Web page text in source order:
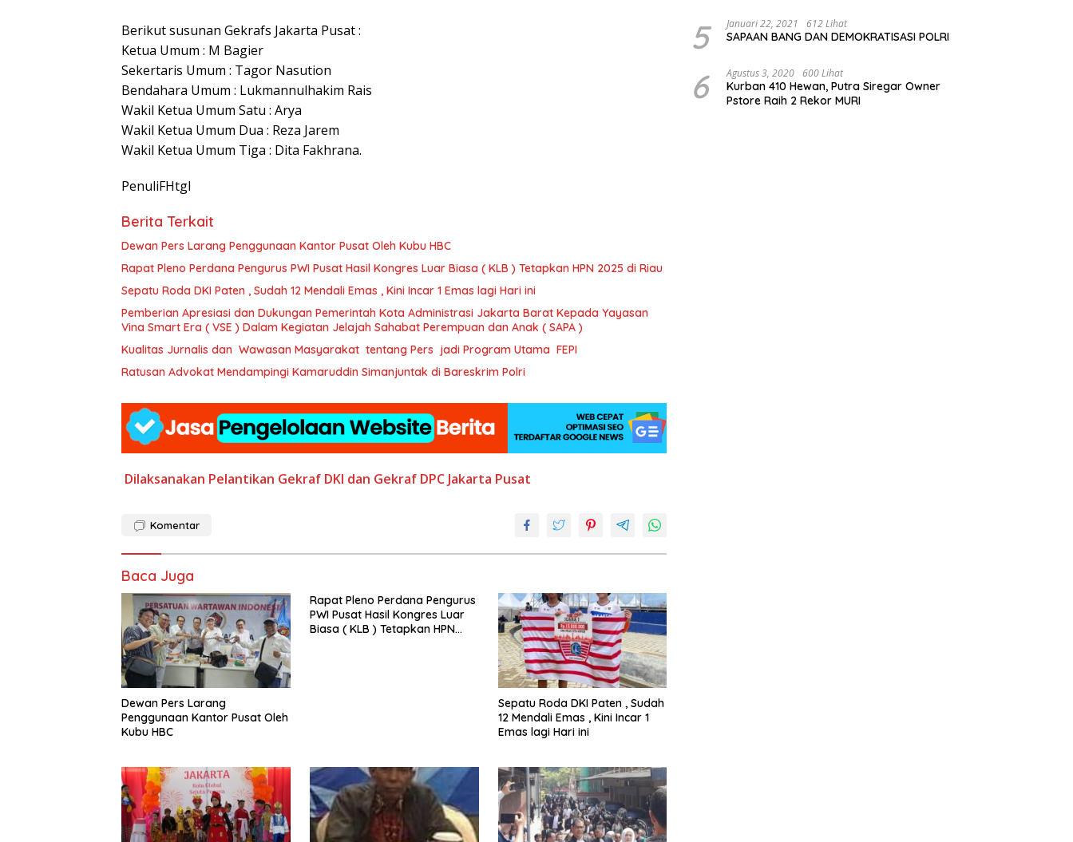
Berikut susunan Gekrafs Jakarta Pusat :
Ketua Umum : M Bagier
Sekertaris Umum : Tagor Nasution
Bendahara Umum : Lukmannulhakim Rais
Wakil Ketua Umum Satu : Arya
Wakil Ketua Umum Dua : Reza Jarem
Wakil Ketua Umum Tiga : Dita Fakhrana.
PenuliFHtgl
Berita Terkait
Dewan Pers Larang Penggunaan Kantor Pusat Oleh Kubu HBC
Rapat Pleno Perdana Pengurus PWI Pusat Hasil Kongres Luar Biasa ( KLB ) Tetapkan HPN 2025 di Riau
Sepatu Roda DKI Paten , Sudah 12 Mendali Emas , Kini Incar 1 Emas lagi Hari ini
Pemberian Apresiasi dan Dukungan Pemerintah Kota Administrasi Jakarta Barat Kepada Yayasan
Vina Smart Era ( VSE ) Dalam Kegiatan Jelajah Sahabat Perempuan dan Anak ( SAPA )
Kualitas Jurnalis dan Wawasan Masyarakat tentang Pers jadi Program Utama FEPI
Ratusan Advokat Mendampingi Kamaruddin Simanjuntak di Bareskrim Polri
Dilaksanakan Pelantikan Gekraf DKI dan Gekraf DPC Jakarta Pusat
Komentar
Baca Juga
Dewan Pers Larang
Penggunaan Kantor Pusat Oleh
Kubu HBC
Rapat Pleno Perdana Pengurus
PWI Pusat Hasil Kongres Luar
Biasa ( KLB ) Tetapkan HPN
Sepatu Roda DKI Paten , Sudah
12 Mendali Emas , Kini Incar 1
Emas lagi Hari ini
5 Januari 22, 2021 612 Lihat
SAPAAN BANG DAN DEMOKRATISASI POLRI
6 Agustus 3, 2020 600 Lihat
Kurban 410 Hewan, Putra Siregar Owner
Pstore Raih 2 Rekor MURI